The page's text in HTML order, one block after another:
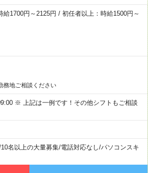
1700円～2125円 / 初任者以上：時給1500円～
地ご相談ください
※ 上記は一例です！その他シフトもご相談
10名以上の大量募集/電話対応なし/パソコンスキ